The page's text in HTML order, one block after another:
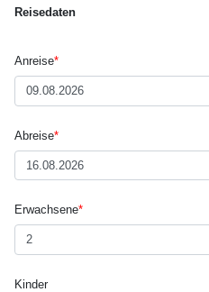
Reisedaten
Anreise*
Abreise*
Erwachsene*
Kinder